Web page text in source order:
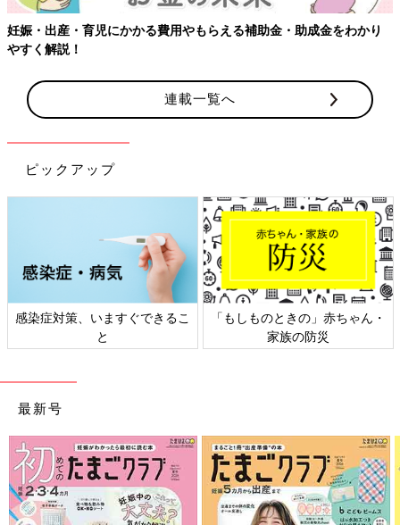
助金・助成金をわかり
連載一覧へ
ピックアップ
「もしものときの」赤ちゃん・
家族の防災
日本外来小児科学会リーフレッ
ト検討会
最新号